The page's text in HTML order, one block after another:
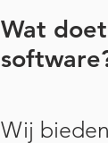
Wat
Wij